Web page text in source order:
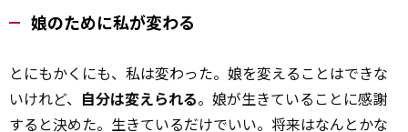
娘のために私が変わる
とにもかくにも、私は変わった。娘を変えることはできな
いけれど、 自分は変えられる。娘が生きていることに感謝
すると決めた。生きているだけでいい。将来はなんとかな